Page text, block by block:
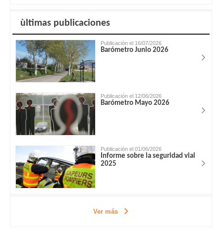
ùltimas publicaciones
Publicación el 16/07/2026
Barómetro Junio 2026
Publicación el 12/06/2026
Barómetro Mayo 2026
Publicación el 01/06/2026
Informe sobre la seguridad vial
2025
Ver más